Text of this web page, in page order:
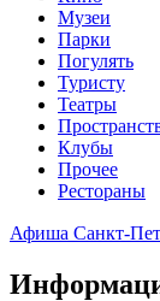
Музеи
Парки
Погулять
Туристу
Театры
Клубы
Прочее
Рестораны
Афиша Санкт-